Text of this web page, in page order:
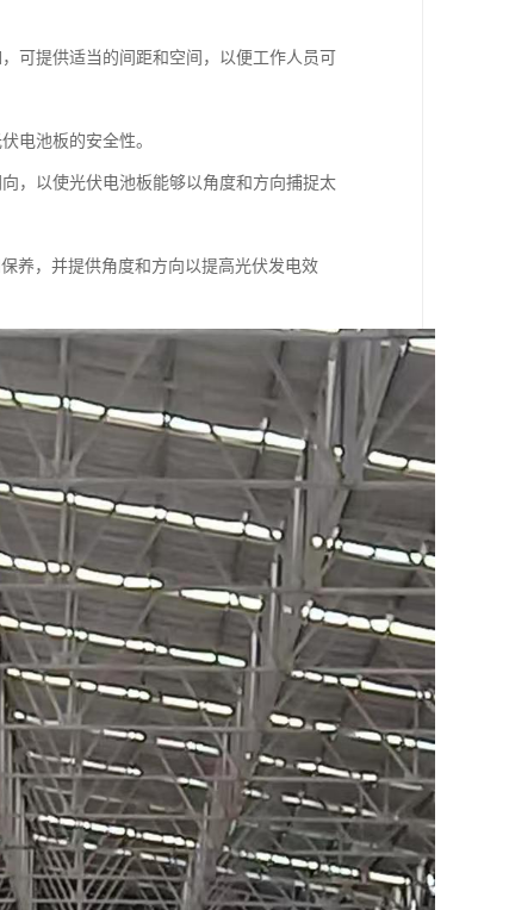
可提供适当的间距和空间，以便工作人员可
电池板的安全性。
，以使光伏电池板能够以角度和方向捕捉太
养，并提供角度和方向以提高光伏发电效